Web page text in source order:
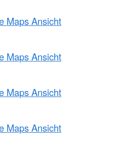
Maps Ansicht
Maps Ansicht
Maps Ansicht
Maps Ansicht